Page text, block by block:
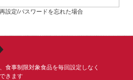
設定/パスワードを忘れた場合
食事制限対象食品を毎回設定しなく
きます